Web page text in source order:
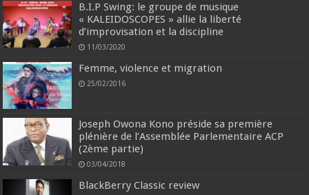
B.I.P Swing: le groupe de musique
« KALEIDOSCOPES » allie la liberté
d’improvisation et la discipline
11/03/2020
Femme, violence et migration
25/02/2016
Joseph Owona Kono préside sa première
plénière de l’Assemblée Parlementaire ACP
(2ème partie)
03/04/2018
BlackBerry Classic review